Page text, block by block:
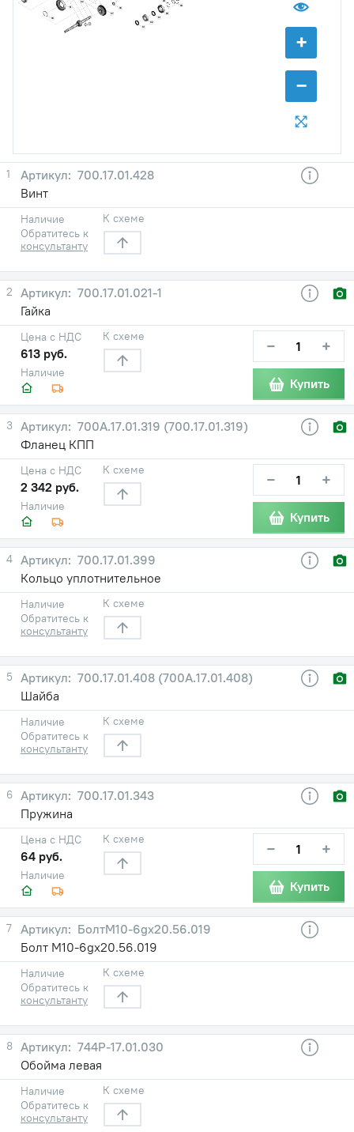
+
−
32
36
37
50
51
59
60
61
61
62
1
700.17.01.428
Винт
Наличие
Обратитесь к
консультанту
К схеме
2
700.17.01.021-1
Гайка
Наличие
Цена с НДС
613 руб.
К схеме − +
Купить
3
700А.17.01.319 (700.17.01.319)
Фланец КПП
Наличие
Цена с НДС
2 342 руб.
К схеме − +
Купить
4
700.17.01.399
Кольцо уплотнительное
Наличие
Обратитесь к
консультанту
К схеме
5
700.17.01.408 (700А.17.01.408)
Шайба
Наличие
Обратитесь к
консультанту
К схеме
6
700.17.01.343
Пружина
Наличие
Цена с НДС
64 руб.
К схеме − +
Купить
7
БолтM10-6gx20.56.019
Болт M10-6gx20.56.019
Наличие
Обратитесь к
консультанту
К схеме
8
744Р-17.01.030
Обойма левая
Наличие
Обратитесь к
консультанту
К схеме